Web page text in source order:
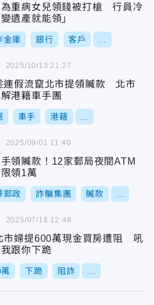
重病女兒領錢被打槍 行員冷
遺產就能領」
金庫 銀行 客戶
連假流竄北市提領贓款 北市
港籍車手團
車手 港籍
2025/10/13 21:27
領贓款！12家郵局夜間ATM
領1萬
郵政 詐騙集團 贓款
2025/09/01 11:40
市婦提600萬現金買房遭阻 吼
跟你下跪
下跪 阻詐
2025/07/18 12:48